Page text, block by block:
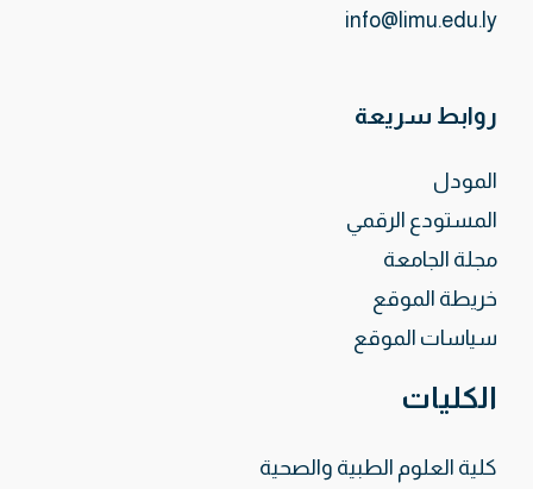
info@limu.edu.ly
روابط سريعة
المودل
المستودع الرقمي
مجلة الجامعة
خريطة الموقع
سياسات الموقع
الكليات
كلية العلوم الطبية والصحية